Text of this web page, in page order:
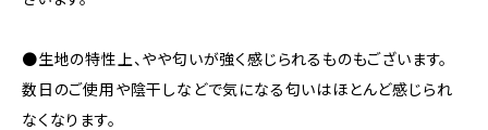
●生地の特性上、やや匂いが強く感じられるものもございます。
数日のご使用や陰干しなどで気になる匂いはほとんど感じられ
なくなります。